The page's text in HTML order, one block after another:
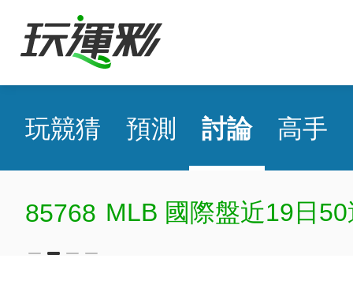
玩競猜 預測 討論 高手
85768 MLB 國際盤近19日